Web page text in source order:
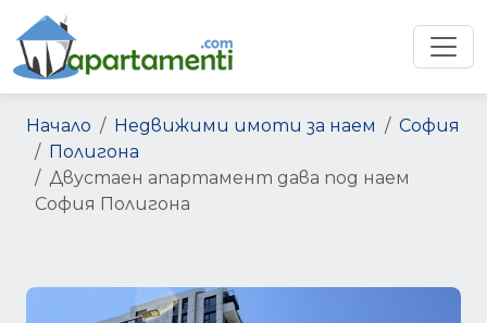
Начало Недвижими имоти за наем
София
Полигона
Двустаен апартамент дава под наем
София Полигона